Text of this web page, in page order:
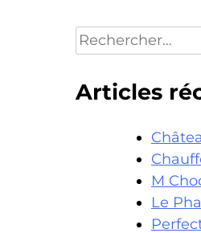
Rechercher :
Articles
M
Le